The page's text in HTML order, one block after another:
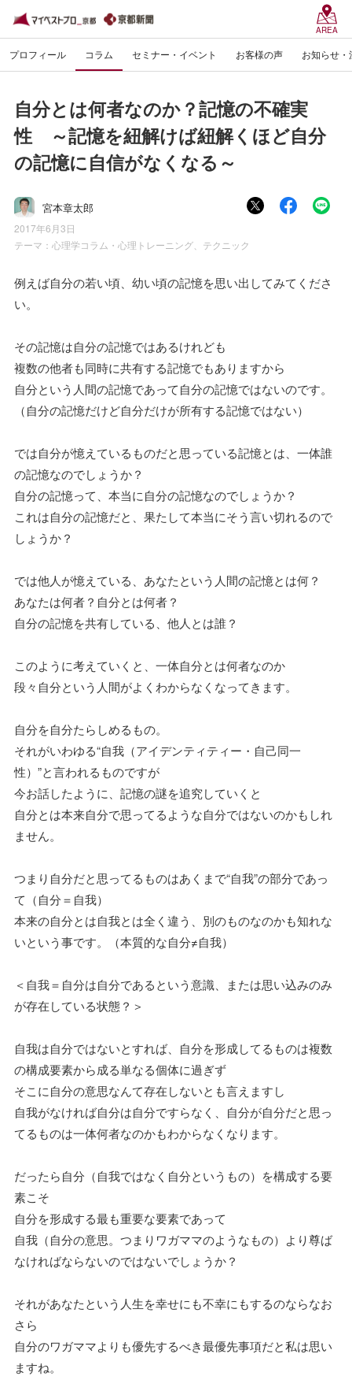
AREA
プロフィール コラム セミナー・イベント お客様の声 お知らせ
自分とは何者なのか？記憶の不確実
性 ～記憶を紐解けば紐解くほど自分
の記憶に自信がなくなる～
宮本章太郎
2017年6月3日
テーマ： 心理学コラム・心理トレーニング、テクニック
例えば自分の若い頃、幼い頃の記憶を思い出してみてくださ
い。
その記憶は自分の記憶ではあるけれども
複数の他者も同時に共有する記憶でもありますから
自分という人間の記憶であって自分の記憶ではないのです。
（自分の記憶だけど自分だけが所有する記憶ではない）
では自分が憶えているものだと思っている記憶とは、一体誰
の記憶なのでしょうか？
自分の記憶って、本当に自分の記憶なのでしょうか？
これは自分の記憶だと、果たして本当にそう言い切れるので
しょうか？
では他人が憶えている、あなたという人間の記憶とは何？
あなたは何者？自分とは何者？
自分の記憶を共有している、他人とは誰？
このように考えていくと、一体自分とは何者なのか
段々自分という人間がよくわからなくなってきます。
自分を自分たらしめるもの。
それがいわゆる“自我（アイデンティティー・自己同一
性）”と言われるものですが
今お話したように、記憶の謎を追究していくと
自分とは本来自分で思ってるような自分ではないのかもしれ
ません。
つまり自分だと思ってるものはあくまで“自我”の部分であっ
て（自分＝自我）
本来の自分とは自我とは全く違う、別のものなのかも知れな
いという事です。（本質的な自分≠自我）
＜自我＝自分は自分であるという意識、または思い込みのみ
が存在している状態？＞
自我は自分ではないとすれば、自分を形成してるものは複数
の構成要素から成る単なる個体に過ぎず
そこに自分の意思なんて存在しないとも言えますし
自我がなければ自分は自分ですらなく、自分が自分だと思っ
てるものは一体何者なのかもわからなくなります。
だったら自分（自我ではなく自分というもの）を構成する要
素こそ
自分を形成する最も重要な要素であって
自我（自分の意思。つまりワガママのようなもの）より尊ば
なければならないのではないでしょうか？
それがあなたという人生を幸せにも不幸にもするのならなお
さら
自分のワガママよりも優先するべき最優先事項だと私は思い
ますね。